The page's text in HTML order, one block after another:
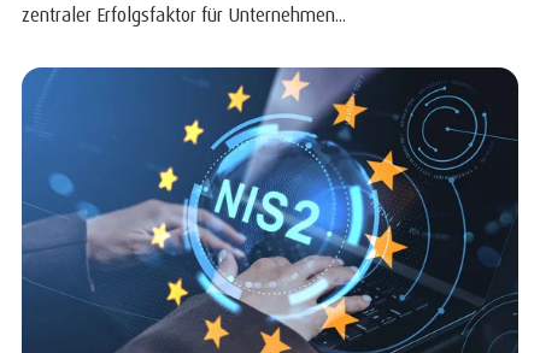
zentraler Erfolgsfaktor für Unternehmen...